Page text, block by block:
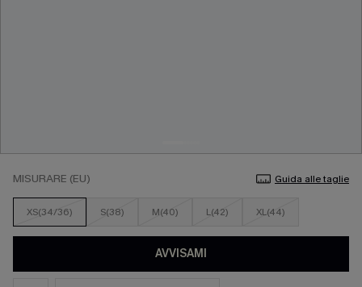
MISURARE (EU) Guida alle taglie
XS(34/36) S(38) M(40) L(42) XL(44)
AVVISAMI